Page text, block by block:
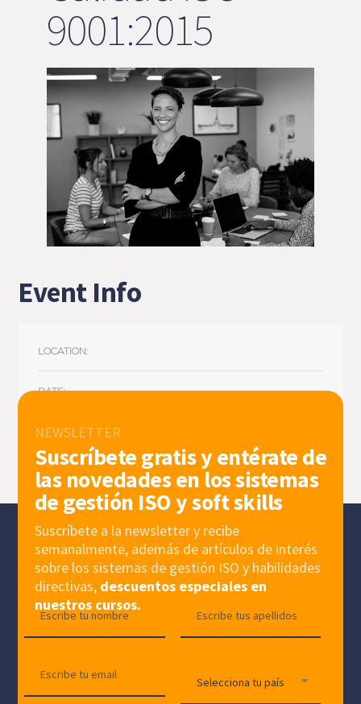
9001:2015
Event Info
LOCATION:
DATE:
TIME:
PHONE:
NEWSLETTER
Suscríbete gratis y entérate de
las novedades en los sistemas
de gestión ISO y soft skills
Suscríbete a la newsletter y recibe
semanalmente, además de artículos de interés
sobre los sistemas de gestión ISO y habilidades
directivas, descuentos especiales en
nuestros cursos.